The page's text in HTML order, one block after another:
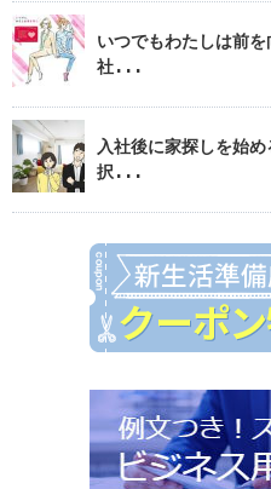
いつでもわたしは前
社...
入社後に家探しを始
択...